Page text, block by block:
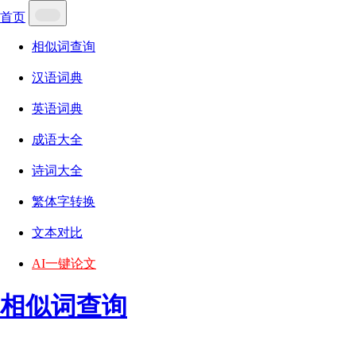
首页
相似词查询
汉语词典
英语词典
成语大全
诗词大全
繁体字转换
文本对比
AI一键论文
相似词查询